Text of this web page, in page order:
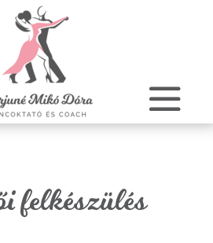
felkészülés